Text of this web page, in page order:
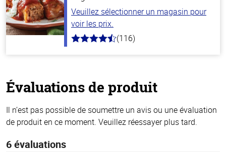
Veuillez sélectionner un magasin pour
voir les prix.
4.2
(116)
Évaluations de produit
Il n’est pas possible de soumettre un avis ou une évaluation
de produit en ce moment. Veuillez réessayer plus tard.
6 évaluations